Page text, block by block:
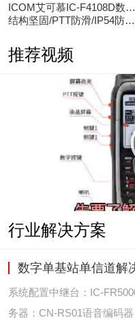
ICOM艾可慕IC-F4108D数字
对讲机
结构坚固/PTT防滑/IP54防护/
推荐视频
行业解决方案
数字单基站单信道解
系统配置中继台：IC-
务器：CN-RS01语音编码